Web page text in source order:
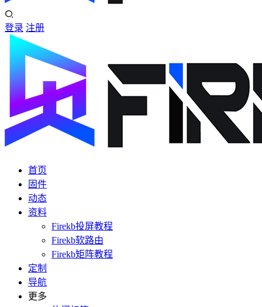
登录 注册
首页
固件
动态
资料
Firekb投屏教程
Firekb软路由
Firekb矩阵教程
定制
导航
更多